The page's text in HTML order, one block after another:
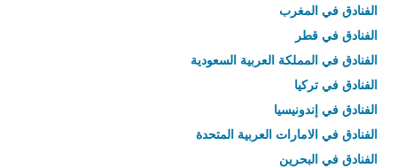
الفنادق في المغرب
الفنادق في قطر
الفنادق في المملكة العربية السعودية
الفنادق في تركيا
الفنادق في إندونيسيا
الفنادق في الامارات العربية المتحدة
الفنادق في البحرين